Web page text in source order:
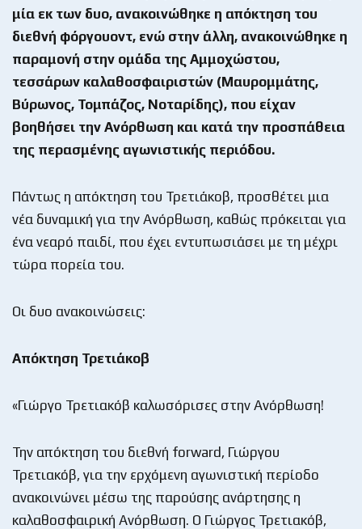
μία εκ των δυο, ανακοινώθηκε η απόκτηση του
διεθνή φόργουοντ, ενώ στην άλλη, ανακοινώθηκε η
παραμονή στην ομάδα της Αμμοχώστου,
τεσσάρων καλαθοσφαιριστών (Μαυρομμάτης,
Βύρωνος, Τομπάζος, Νοταρίδης), που είχαν
βοηθήσει την Ανόρθωση και κατά την προσπάθεια
της περασμένης αγωνιστικής περιόδου.
Πάντως η απόκτηση του Τρετιάκοβ, προσθέτει μια
νέα δυναμική για την Ανόρθωση, καθώς πρόκειται για
ένα νεαρό παιδί, που έχει εντυπωσιάσει με τη μέχρι
τώρα πορεία του.
Οι δυο ανακοινώσεις:
Απόκτηση Τρετιάκοβ
«Γιώργο Τρετιακόβ καλωσόρισες στην Ανόρθωση!
Την απόκτηση του διεθνή forward, Γιώργου
Τρετιακόβ, για την ερχόμενη αγωνιστική περίοδο
ανακοινώνει μέσω της παρούσης ανάρτησης η
καλαθοσφαιρική Ανόρθωση. Ο Γιώργος Τρετιακόβ,